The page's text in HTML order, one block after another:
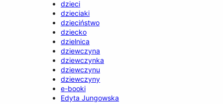
dzieci
dzieciaki
dzieciństwo
dziecko
dzielnica
dziewczyna
dziewczynka
dziewczynu
dziewczyny
e-booki
Edyta Jungowska